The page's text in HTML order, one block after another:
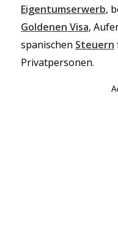
Eigentumserwerb,
Goldenen Visa,
spanischen Steuern
Privatpersonen.